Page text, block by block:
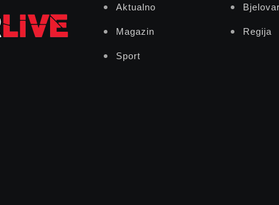
Aktualno
Magazin Regija
Sport